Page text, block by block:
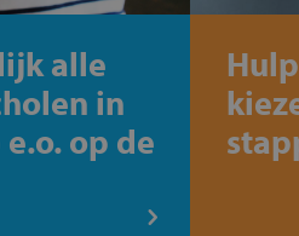
alle
in
op de